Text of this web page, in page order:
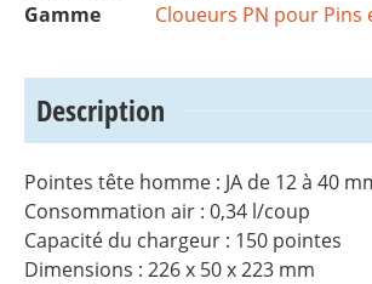
Gamme
Cloueurs PN pour Pins
Description
Pointes tête homme : JA de 12 à 40
Consommation air : 0,34 l/coup
Capacité du chargeur : 150 pointes
Dimensions : 226 x 50 x 223 mm